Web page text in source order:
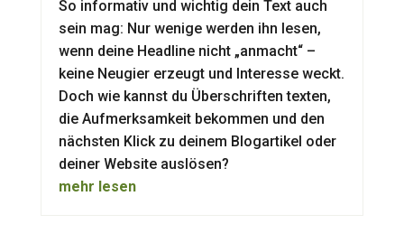
So informativ und wichtig dein Text auch
sein mag: Nur wenige werden ihn lesen,
wenn deine Headline nicht „anmacht“ –
keine Neugier erzeugt und Interesse weckt.
Doch wie kannst du Überschriften texten,
die Aufmerksamkeit bekommen und den
nächsten Klick zu deinem Blogartikel oder
deiner Website auslösen?
mehr lesen